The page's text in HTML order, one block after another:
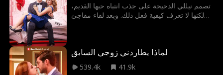
تصمم نيللي الدحيحة على جذب انتباه حبها القديم،
لكنها لا تعرف كيفية فعل ذلك. وبعد لقاء مفاجئ
بالتطاير... لكن في الاتجاه الخطأ.
لماذا يطاردني زوجي السابق
539.4k
41.9k